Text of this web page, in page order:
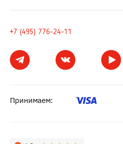
+7 (495) 776-24-11
Принимаем: